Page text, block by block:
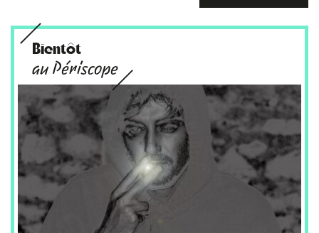
Bientôt
au Périscope